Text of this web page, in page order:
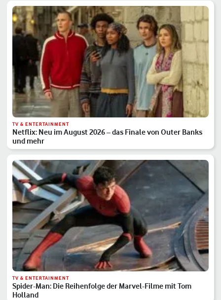
TV & ENTERTAINMENT
Netflix: Neu im August 2026 – das Finale von Outer Banks
und mehr
TV & ENTERTAINMENT
Spider-Man: Die Reihenfolge der Marvel-Filme mit Tom
Holland